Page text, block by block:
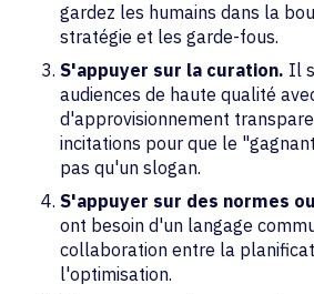
gardez les humains dans la
stratégie et les garde-fous.
S'appuyer sur la curation. Il
audiences de haute qualité
d'approvisionnement
incitations pour que le
pas qu'un slogan.
S'appuyer sur des normes
ont besoin d'un langage
collaboration entre la
l'optimisation.